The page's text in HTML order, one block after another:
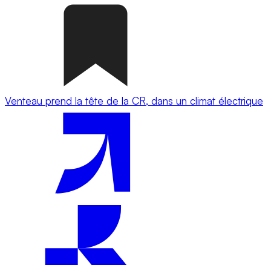
Venteau prend la tête de la CR, dans un climat électrique